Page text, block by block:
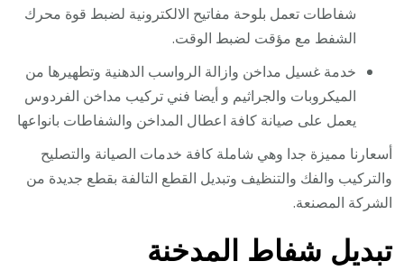
شفاطات تعمل بلوحة مفاتيح الالكترونية لضبط قوة محرك
الشفط مع مؤقت لضبط الوقت.
خدمة غسيل مداخن وازالة الرواسب الدهنية وتطهيرها من
الميكروبات والجراثيم و أيضا فني تركيب مداخن الفردوس
يعمل على صيانة كافة اعطال المداخن والشفاطات بانواعها
أسعارنا مميزة جدا وهي شاملة كافة خدمات الصيانة والتصليح
والتركيب والفك والتنظيف وتبديل القطع التالفة بقطع جديدة من
الشركة المصنعة.
تبديل شفاط المدخنة